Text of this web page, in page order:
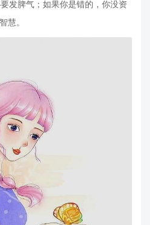
发脾气；如果你是错的，你没资
慧。